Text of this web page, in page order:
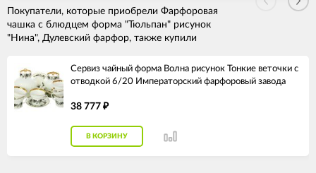
Покупатели, которые приобрели Фарфоровая
чашка с блюдцем форма "Тюльпан" рисунок
"Нина", Дулевский фарфор, также купили
Сервиз чайный форма Волна рисунок Тонкие веточки с
отводкой 6/20 Императорский фарфоровый завода
38 777 ₽
В КОРЗИНУ